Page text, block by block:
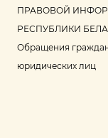
ПРАВОВОЙ
РЕСПУБЛИКИ
Обращения
юридических лиц